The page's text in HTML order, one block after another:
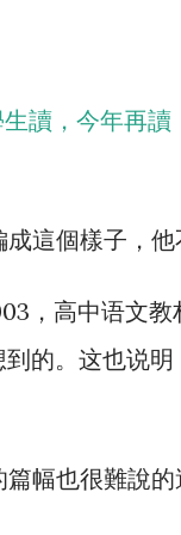
讀，今年再
這個樣子，他
，高中语文教
的。这也说
幅也很難說的